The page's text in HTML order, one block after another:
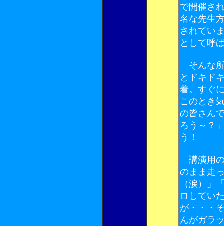
で開催さ
名な先生
されてい
として呼
そんな所
とドキド
着。すぐ
このとき
の皆さん
ろう～？
う！
講演用の
のまま走
（涙）」
ロしてい
が・・・
んがガラ